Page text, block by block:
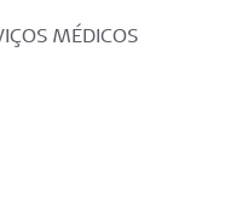
MÉDICOS